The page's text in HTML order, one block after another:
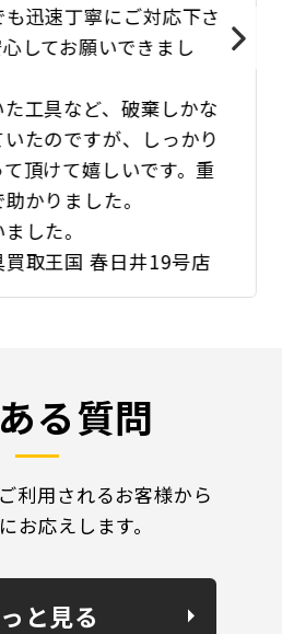
迅速丁寧にご対応下さ
してお願いできまし
工具など、破棄しかな
たのですが、しっかり
頂けて嬉しいです。重
かりました。
した。
取王国 春日井19号店
る質問
利用されるお客様から
お応えします。
と見る